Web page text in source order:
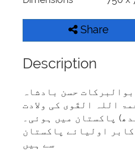
Share
Description
حسن بادشاہ
اللہ القَوی کی ولادت
پاکستان میں ہوئی۔
اولیائے پاکستان
سے ہیں